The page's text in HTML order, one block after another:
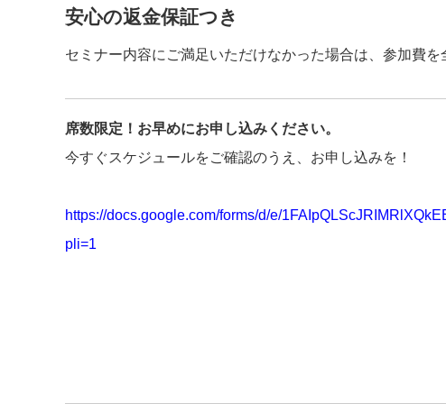
安心の返金保証つき
セミナー内容にご満足いただけなかった場合は、参加費を
席数限定！お早めにお申し込みください。
今すぐスケジュールをご確認のうえ、お申し込みを！
https://docs.google.com/forms/d/e/
pli=1